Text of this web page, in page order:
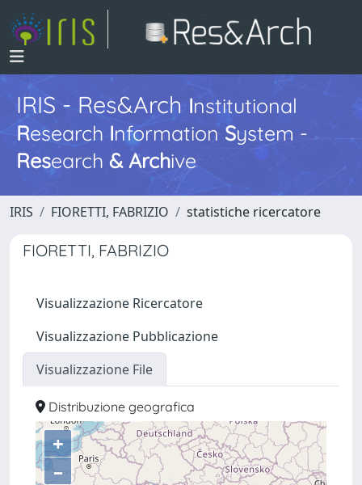
IRIS - Res&ArchInstitutional
Research InformationSystem -
Research & Archive
IRIS FIORETTI, FABRIZIO statistiche ricercatore
FIORETTI, FABRIZIO
Visualizzazione Ricercatore
Visualizzazione Pubblicazione
Visualizzazione File
Distribuzione geografica
+
–